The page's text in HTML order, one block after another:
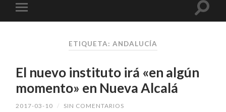
ETIQUETA: ANDALUCÍA
El nuevo instituto irá «en algún
momento» en Nueva Alcalá
2017-03-10 / SIN COMENTARIOS